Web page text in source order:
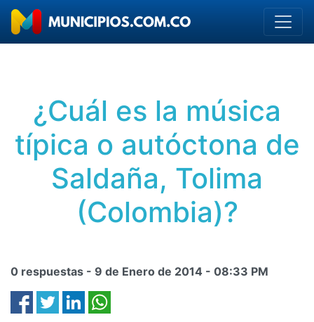
¿Cuál es la música
típica o autóctona de
Saldaña, Tolima
(Colombia)?
0 respuestas - 9 de Enero de 2014 - 08:33 PM